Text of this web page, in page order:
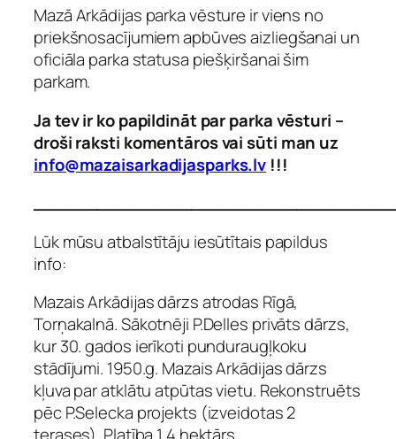
Mazā Arkādijas parka vēsture ir viens no
priekšnosacījumiem apbūves aizliegšanai un
oficiāla parka statusa piešķiršanai šim
parkam.
Ja tev ir ko papildināt par parka vēsturi –
droši raksti komentāros vai sūti man uz
info@mazaisarkadijasparks.lv !!!
Lūk mūsu atbalstītāju iesūtītais papildus
info:
Mazais Arkādijas dārzs atrodas Rīgā,
Torņakalnā. Sākotnēji P.Delles privāts dārzs,
kur 30. gados ierīkoti punduraugļkoku
stādījumi. 1950.g. Mazais Arkādijas dārzs
kļuva par atklātu atpūtas vietu. Rekonstruēts
pēc P.Selecka projekts (izveidotas 2